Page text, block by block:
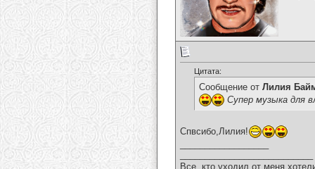
Цитата:
Сообщение от Лилия
Супер музыка для
Спвсибо,Лилия!
Все, кто уходил от меня